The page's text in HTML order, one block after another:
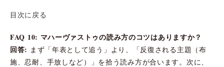
目次に戻る
FAQ 10: マハーヴァストゥの読み方のコツはありますか？
回答: まず「年表として追う」より、「反復される主題（布
施、忍耐、手放しなど）」を拾う読み方が合います。次に、